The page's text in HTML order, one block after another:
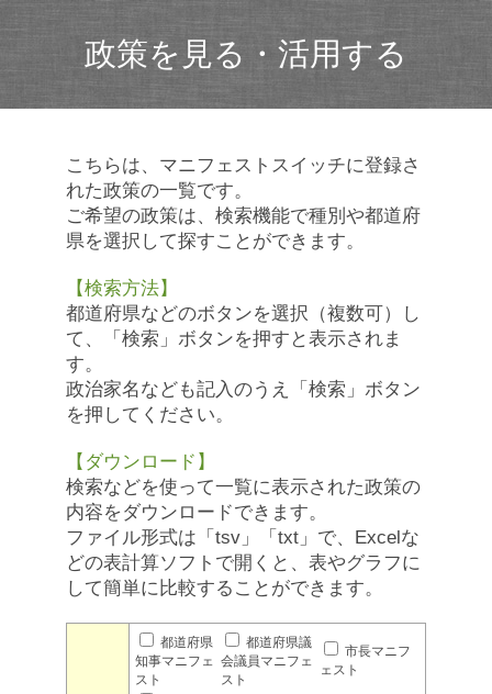
政策を見る・活用する
こちらは、マニフェストスイッチに登録さ
れた政策の一覧です。
ご希望の政策は、検索機能で種別や都道府
県を選択して探すことができます。
【検索方法】
都道府県などのボタンを選択（複数可）し
て、「検索」ボタンを押すと表示されま
す。
政治家名なども記入のうえ「検索」ボタン
を押してください。
【ダウンロード】
検索などを使って一覧に表示された政策の
内容をダウンロードできます。
ファイル形式は「tsv」「txt」で、Excelな
どの表計算ソフトで開くと、表やグラフに
して簡単に比較することができます。
都道府県
知事マニフェ
スト
都道府県議
会議員マニフェ
スト
市長マニフ
ェスト